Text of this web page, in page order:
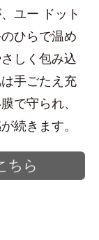
ユー ドット
ひらで温め
しく包み込
手ごたえ充
で守られ、
続きます。